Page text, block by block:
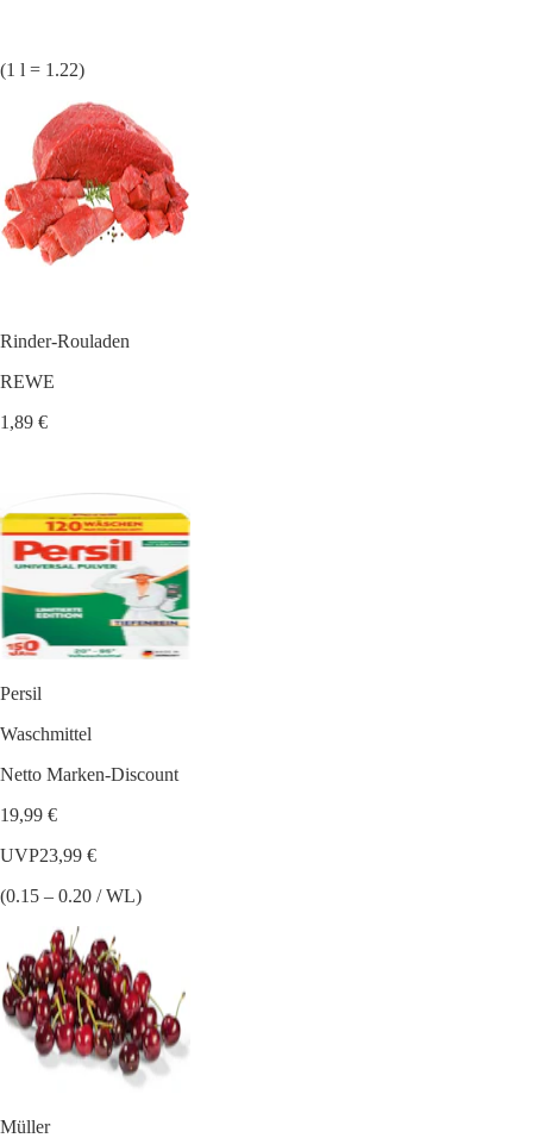
(1 l = 1.22)
Rinder-Rouladen
REWE
1,89 €
Persil
Waschmittel
Netto Marken-Discount
19,99 €
UVP23,99 €
(0.15 – 0.20 / WL)
Müller